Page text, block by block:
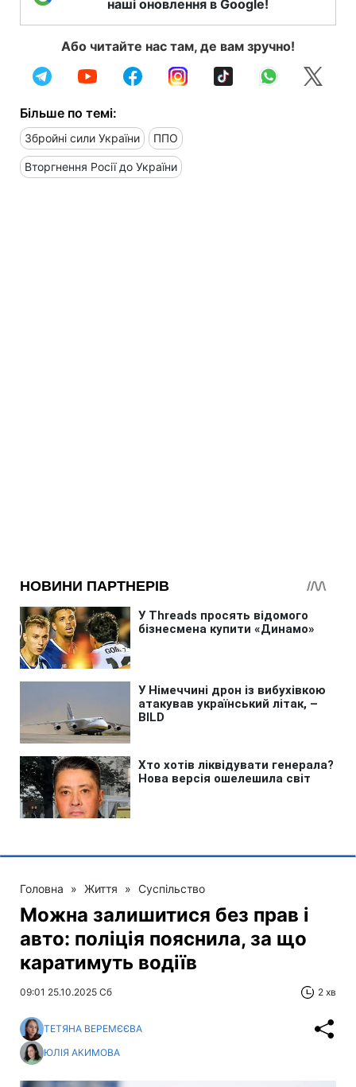
наші оновлення в Google!
Або читайте нас там, де вам зручно!
Більше по темі:
Збройні сили України ППО
Вторгнення Росії до України
Головна » Життя » Суспільство
Можна залишитися без прав і
авто: поліція пояснила, за що
каратимуть водіїв
09:01 25.10.2025 Сб 2 хв
ТЕТЯНА ВЕРЕМЄЄВА
ЮЛІЯ АКИМОВА